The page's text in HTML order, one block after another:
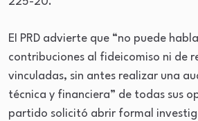
EI PRD advierte que “no puede
contribuciones al fideicomiso ni de
vinculadas, sin antes realizar una
técnica y financiera” de todas sus
partido solicitó abrir formal